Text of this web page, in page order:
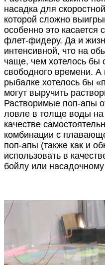
насадка для
которой сложно
особенно это касается
флет-фидеру. Да и
интенсивной, что на
чаще, чем хотелось бы
свободного времени. А
рыбалке хотелось бы
могут выручить
Растворимые поп-апы
ловле в толще воды на
качестве
комбинации с
поп-апы (также как и
использовать в
бойлу или насадочному